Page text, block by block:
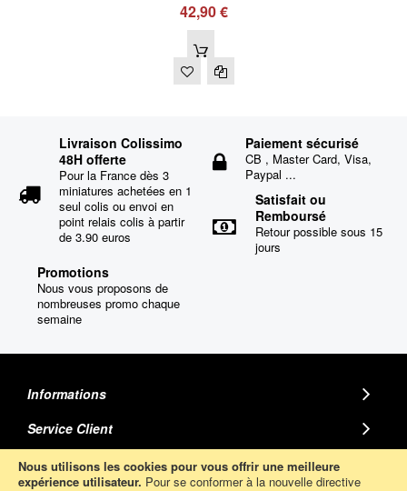
Nous utilisons les cookies pour vous offrir une meilleure
expérience utilisateur. Pour se conformer à la nouvelle directive
42,90 €
Livraison Colissimo
48H offerte
Pour la France dès 3
miniatures achetées en 1
seul colis ou envoi en
point relais colis à partir
de 3.90 euros
Paiement sécurisé
CB , Master Card, Visa,
Paypal ...
Satisfait ou
Remboursé
Retour possible sous 15
jours
Promotions
Nous vous proposons de
nombreuses promo chaque
semaine
Informations
Service Client
MINIATURE AUTO